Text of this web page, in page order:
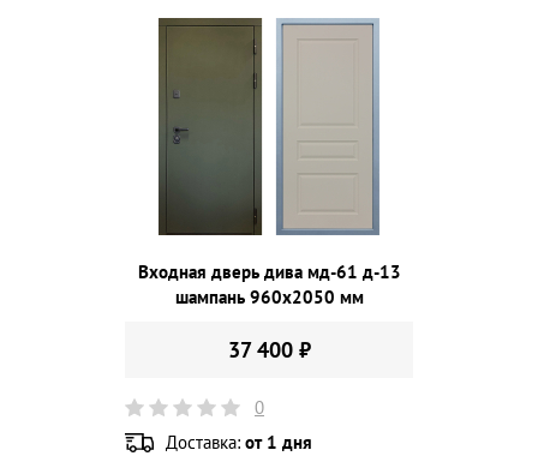
Входная дверь дива мд-61 д-13
шампань 960х2050 мм
37 400 ₽
0
Доставка: от 1 дня